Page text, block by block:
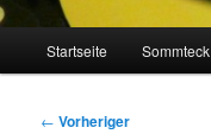
Startseite Sommteck
Beitragsnavigation
← Vorheriger